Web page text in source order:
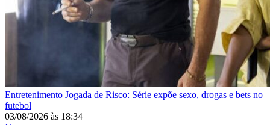
Entretenimento Jogada de Risco: Série expõe sexo, drogas e bets no
futebol
03/08/2026 às 18:34